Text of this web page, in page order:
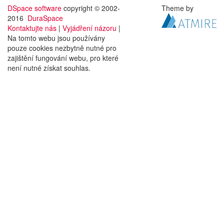
DSpace software copyright © 2002-
2016 DuraSpace
Kontaktujte nás | Vyjádření názoru |
Na tomto webu jsou používány
pouze cookies nezbytně nutné pro
zajištění fungování webu, pro které
není nutné získat souhlas.
Theme by